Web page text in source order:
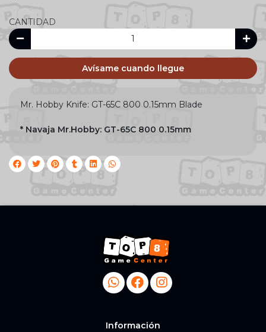
CANTIDAD
Avísame cuando llegue
Mr. Hobby Knife: GT-65C 800 0.15mm Blade
* Navaja Mr.Hobby: GT-65C 800 0.15mm
Información